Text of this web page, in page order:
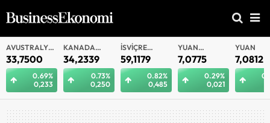
KANADA
DOLARI
34,2339
0.73%
0,250
İSVIÇRE
FRANKI
59,1179
0.82%
0,485
YUAN
OFFSHORE
7,0775
0.29%
0,021
YUAN
7,0812
0.29%
0,021